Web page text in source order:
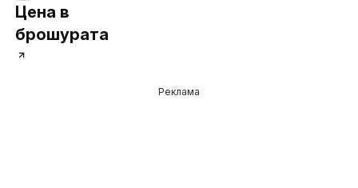
Цена в
брошурата
Реклама